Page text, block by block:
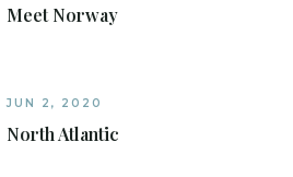
Meet Norway
JUN 2, 2020
North Atlantic